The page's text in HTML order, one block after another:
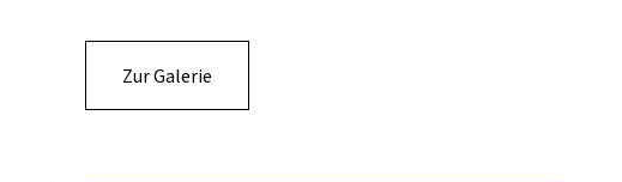
Zur Galerie